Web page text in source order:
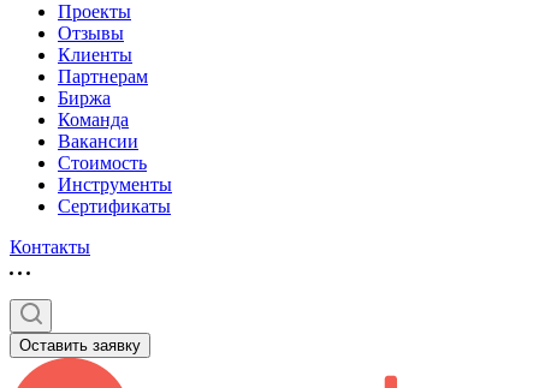
Проекты
Отзывы
Клиенты
Партнерам
Биржа
Команда
Вакансии
Стоимость
Инструменты
Сертификаты
Контакты
Оставить заявку